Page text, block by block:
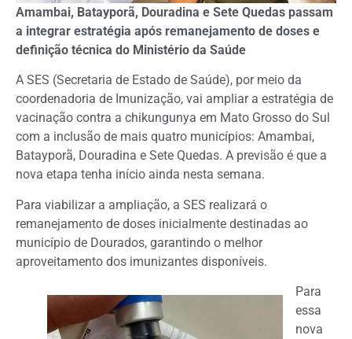
Amambai, Batayporã, Douradina e Sete Quedas passam
a integrar estratégia após remanejamento de doses e
definição técnica do Ministério da Saúde
A SES (Secretaria de Estado de Saúde), por meio da
coordenadoria de Imunização, vai ampliar a estratégia de
vacinação contra a chikungunya em Mato Grosso do Sul
com a inclusão de mais quatro municípios: Amambai,
Batayporã, Douradina e Sete Quedas. A previsão é que a
nova etapa tenha início ainda nesta semana.
Para viabilizar a ampliação, a SES realizará o
remanejamento de doses inicialmente destinadas ao
município de Dourados, garantindo o melhor
aproveitamento dos imunizantes disponíveis.
Para
essa
nova